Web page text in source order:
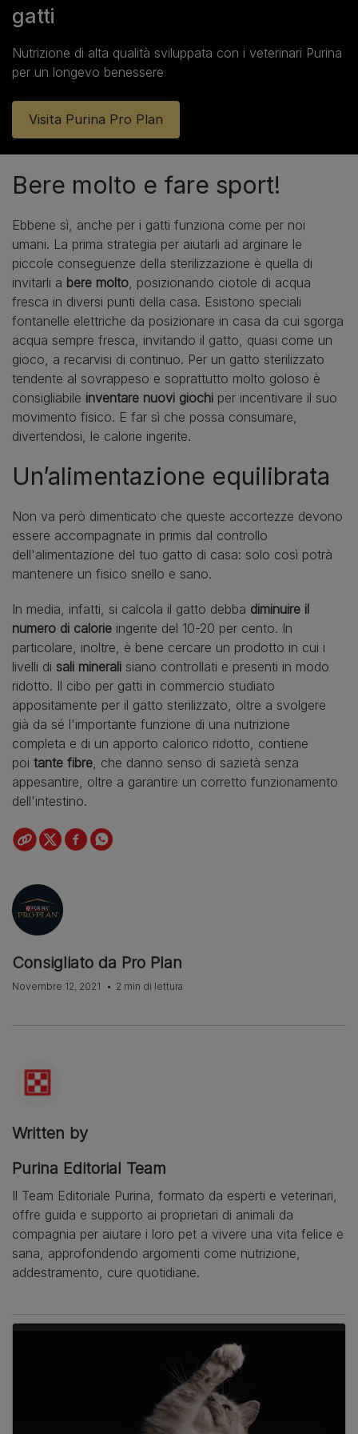
gatti
Nutrizione di alta qualità sviluppata con i veterinari Purina
per un longevo benessere
Visita Purina Pro Plan
Bere molto e fare sport!
Ebbene sì, anche per i gatti funziona come per noi
umani. La prima strategia per aiutarli ad arginare le
piccole conseguenze della sterilizzazione è quella di
invitarli a bere molto, posizionando ciotole di acqua
fresca in diversi punti della casa. Esistono speciali
fontanelle elettriche da posizionare in casa da cui sgorga
acqua sempre fresca, invitando il gatto, quasi come un
gioco, a recarvisi di continuo. Per un gatto sterilizzato
tendente al sovrappeso e soprattutto molto goloso è
consigliabile inventare nuovi giochi per incentivare il suo
movimento fisico. E far sì che possa consumare,
divertendosi, le calorie ingerite.
Un’alimentazione equilibrata
Non va però dimenticato che queste accortezze devono
essere accompagnate in primis dal controllo
dell'alimentazione del tuo gatto di casa: solo così potrà
mantenere un fisico snello e sano.
In media, infatti, si calcola il gatto debba diminuire il
numero di calorie ingerite del 10-20 per cento. In
particolare, inoltre, è bene cercare un prodotto in cui i
livelli di sali minerali siano controllati e presenti in modo
ridotto. Il cibo per gatti in commercio studiato
appositamente per il gatto sterilizzato, oltre a svolgere
già da sé l'importante funzione di una nutrizione
completa e di un apporto calorico ridotto, contiene
poi tante fibre, che danno senso di sazietà senza
appesantire, oltre a garantire un corretto funzionamento
dell'intestino.
Consigliato da Pro Plan
Novembre 12, 2021 2 min di lettura
Written by
Purina Editorial Team
Il Team Editoriale Purina, formato da esperti e veterinari,
offre guida e supporto ai proprietari di animali da
compagnia per aiutare i loro pet a vivere una vita felice e
sana, approfondendo argomenti come nutrizione,
addestramento, cure quotidiane.